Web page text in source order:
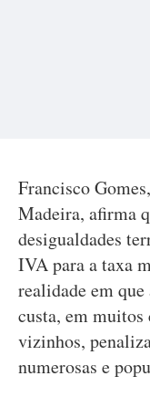
Francisco
Madeira, afirma
desigualdades
IVA para a taxa
realidade em
custa, em muitos
vizinhos,
numerosas e